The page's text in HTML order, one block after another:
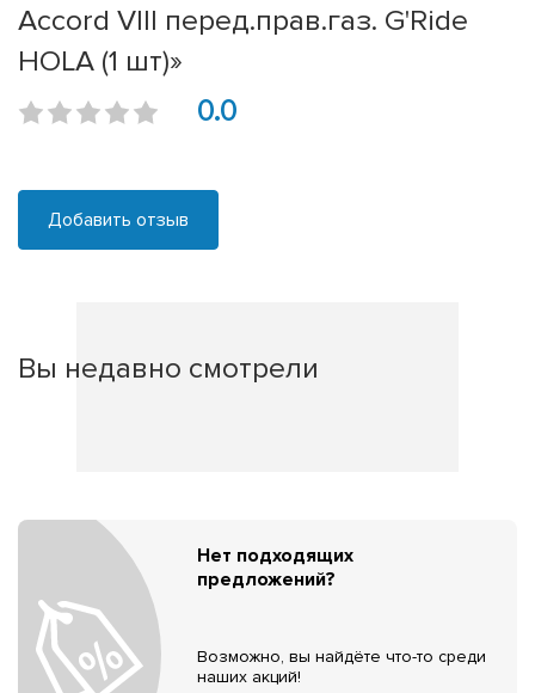
Accord VIII перед.прав.газ. G'Ride
HOLA (1 шт)»
0.0
Добавить отзыв
Вы недавно смотрели
Нет подходящих
предложений?
Возможно, вы найдёте что-то среди
наших акций!